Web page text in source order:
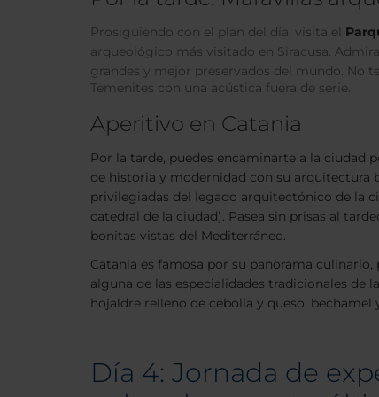
Prosiguiendo con el plan del día, visita el
arqueológico más visitado en Siracusa. Admira
grandes y mejor preservados del mundo. No
Temenites con una acústica fuera de serie.
Aperitivo en Catania
Por la tarde, puedes encaminarte a la ciudad
de historia y modernidad con su arquitectura
privilegiadas del legado arquitectónico de la
catedral de la ciudad). Pasea sin prisas al
bonitas vistas del Mediterráneo.
Catania es famosa por su panorama
alguna de las especialidades tradicionales de
hojaldre relleno de cebolla y queso,
Día 4: Jornada de